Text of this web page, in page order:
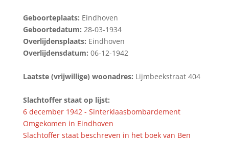
Geboorteplaats: Eindhoven
Geboortedatum: 28-03-1934
Overlijdensplaats: Eindhoven
Overlijdensdatum: 06-12-1942
Laatste (vrijwillige) woonadres: Lijmbeekstraat 404
Slachtoffer staat op lijst:
6 december 1942 - Sinterklaasbombardement
Omgekomen in Eindhoven
Slachtoffer staat beschreven in het boek van Ben